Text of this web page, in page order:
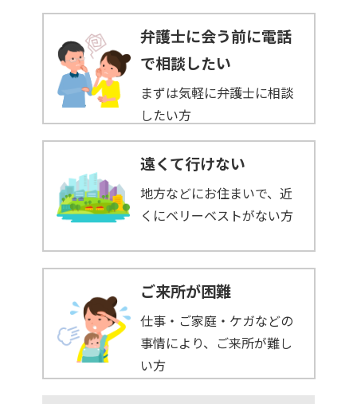
弁護士に会う前に電話
で相談したい
まずは気軽に弁護士に相談
したい方
遠くて行けない
地方などにお住まいで、近
くにベリーベストがない方
ご来所が困難
仕事・ご家庭・ケガなどの
事情により、ご来所が難し
い方